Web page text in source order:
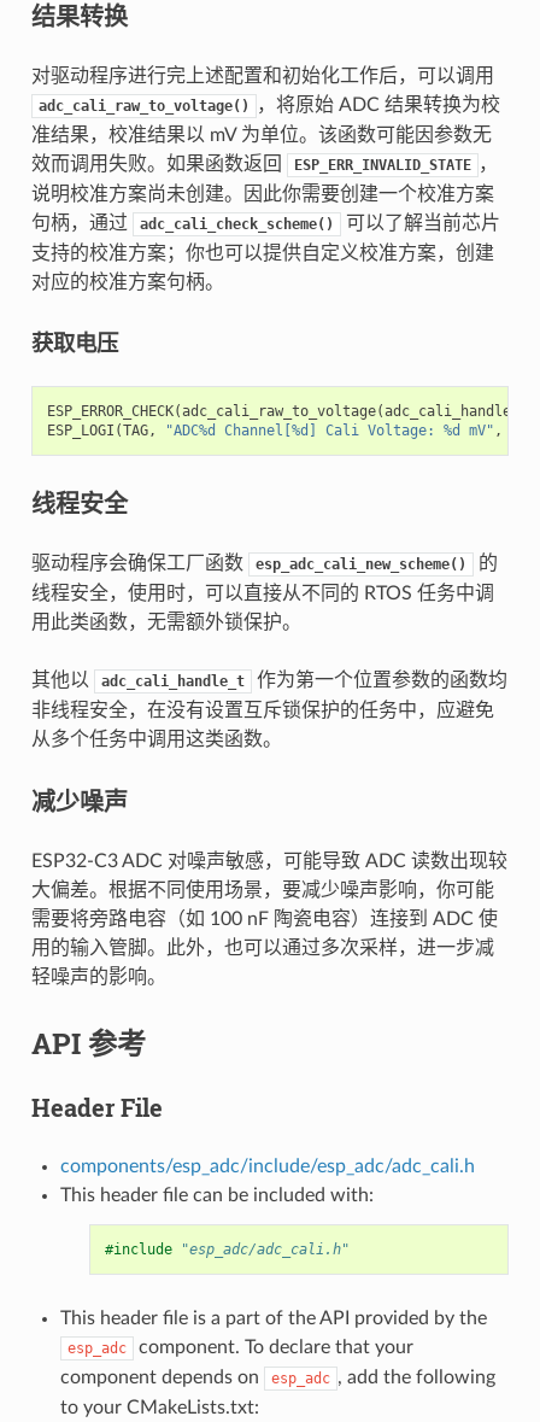
结果转换
对驱动程序进行完上述配置和初始化工作后，可以调用
adc_cali_raw_to_voltage()
，将原始 ADC 结果转换为校
准结果，校准结果以 mV 为单位。该函数可能因参数无
效而调用失败。如果函数返回
ESP_ERR_INVALID_STATE ，
说明校准方案尚未创建。因此你需要创建一个校准方案
句柄，通过
adc_cali_check_scheme()
可以了解当前芯片
支持的校准方案；你也可以提供自定义校准方案，创建
对应的校准方案句柄。
获取电压
ESP_ERROR_CHECK(adc_cali_raw_to_voltage(adc_cali_handle
ESP_LOGI (TAG, "ADC%d Channel[%d] Cali Voltage: %d mV" ,
线程安全
驱动程序会确保工厂函数 esp_adc_cali_new_scheme()
的
线程安全，使用时，可以直接从不同的 RTOS 任务中调
用此类函数，无需额外锁保护。
其他以 adc_cali_handle_t
作为第一个位置参数的函数均
非线程安全，在没有设置互斥锁保护的任务中，应避免
从多个任务中调用这类函数。
减少噪声
ESP32-C3 ADC 对噪声敏感，可能导致 ADC 读数出现较
大偏差。根据不同使用场景，要减少噪声影响，你可能
需要将旁路电容（如 100 nF 陶瓷电容）连接到 ADC 使
用的输入管脚。此外，也可以通过多次采样，进一步减
轻噪声的影响。
API 参考
Header File
components/esp_adc/include/esp_adc/adc_cali.h
This header file can be included with:
#include "esp_adc/adc_cali.h"
This header file is a part of the API provided by the
esp_adc
component. To declare that your
component depends on
esp_adc , add the following
to your CMakeLists.txt: